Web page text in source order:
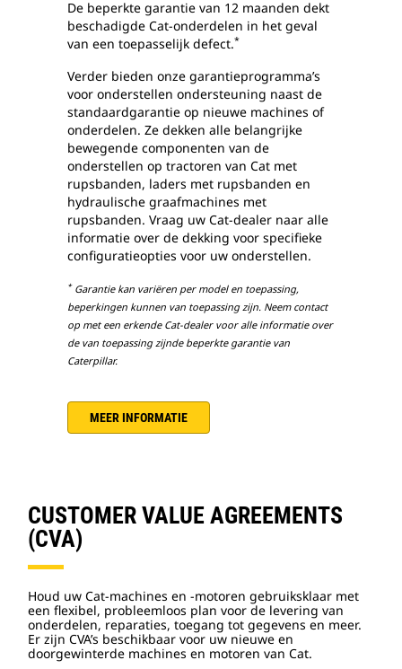
De beperkte garantie van 12 maanden dekt
beschadigde Cat-onderdelen in het geval
van een toepasselijk defect.*
Verder bieden onze garantieprogramma’s
voor onderstellen ondersteuning naast de
standaardgarantie op nieuwe machines of
onderdelen. Ze dekken alle belangrijke
bewegende componenten van de
onderstellen op tractoren van Cat met
rupsbanden, laders met rupsbanden en
hydraulische graafmachines met
rupsbanden. Vraag uw Cat-dealer naar alle
informatie over de dekking voor specifieke
configuratieopties voor uw onderstellen.
*Garantie kan variëren per model en toepassing,
beperkingen kunnen van toepassing zijn. Neem contact
op met een erkende Cat-dealer voor alle informatie over
de van toepassing zijnde beperkte garantie van
Caterpillar.
MEER INFORMATIE
CUSTOMER VALUE AGREEMENTS
(CVA)
Houd uw Cat-machines en -motoren gebruiksklaar met
een flexibel, probleemloos plan voor de levering van
onderdelen, reparaties, toegang tot gegevens en meer.
Er zijn CVA’s beschikbaar voor uw nieuwe en
doorgewinterde machines en motoren van Cat.